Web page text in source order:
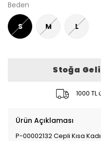
Beden
S M L
Stoğa
1000
Ürün Açıklaması
P-00002132 Cepli Kısa